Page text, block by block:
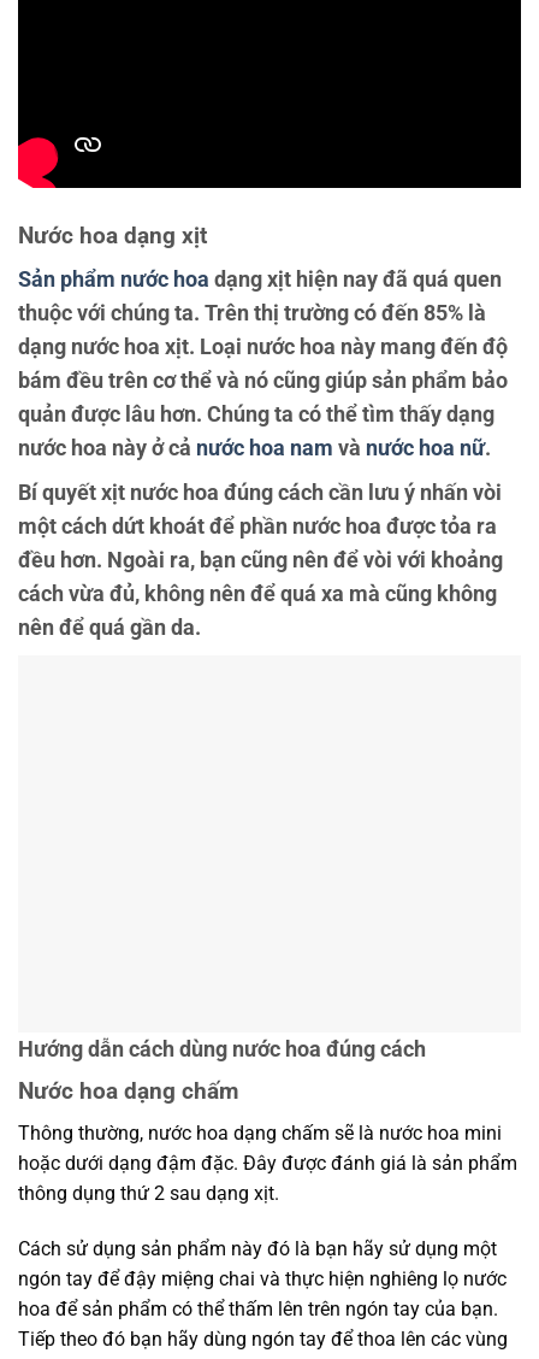
Nước hoa dạng xịt
Sản phẩm nước hoa dạng xịt hiện nay đã quá quen
thuộc với chúng ta. Trên thị trường có đến 85% là
dạng nước hoa xịt. Loại nước hoa này mang đến độ
bám đều trên cơ thể và nó cũng giúp sản phẩm bảo
quản được lâu hơn. Chúng ta có thể tìm thấy dạng
nước hoa này ở cả nước hoa nam và nước hoa nữ.
Bí quyết xịt nước hoa đúng cách cần lưu ý nhấn vòi
một cách dứt khoát để phần nước hoa được tỏa ra
đều hơn. Ngoài ra, bạn cũng nên để vòi với khoảng
cách vừa đủ, không nên để quá xa mà cũng không
nên để quá gần da.
Hướng dẫn cách dùng nước hoa đúng cách
Nước hoa dạng chấm
Thông thường, nước hoa dạng chấm sẽ là nước hoa mini
hoặc dưới dạng đậm đặc. Đây được đánh giá là sản phẩm
thông dụng thứ 2 sau dạng xịt.
Cách sử dụng sản phẩm này đó là bạn hãy sử dụng một
ngón tay để đậy miệng chai và thực hiện nghiêng lọ nước
hoa để sản phẩm có thể thấm lên trên ngón tay của bạn.
Tiếp theo đó bạn hãy dùng ngón tay để thoa lên các vùng